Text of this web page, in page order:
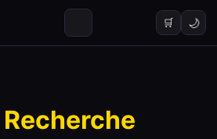
🛒 🌙
Recherche